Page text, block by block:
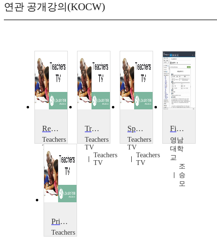
연관 공개강의(KOCW)
Restorative Justice in Schools
Teachers
TV
Teachers
TV
Transactional Analysis and Communications
Teachers
TV
Teachers
TV
Specialist Status
Teachers
TV
Teachers
TV
Financial Markets and Investment Analysis
영남
대학
교
조
승
모
Primary Writing Starters: Double Act
Teachers